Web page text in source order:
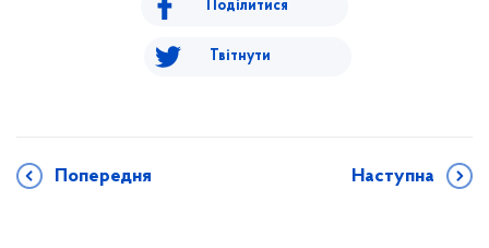
Поділитися
Твітнути
Попередня Наступна